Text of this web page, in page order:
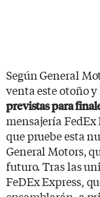
Según General
venta este otoño y
previstas para
mensajería
que pruebe esta
General Motors,
futuro. Tras las
FeDEx Express,